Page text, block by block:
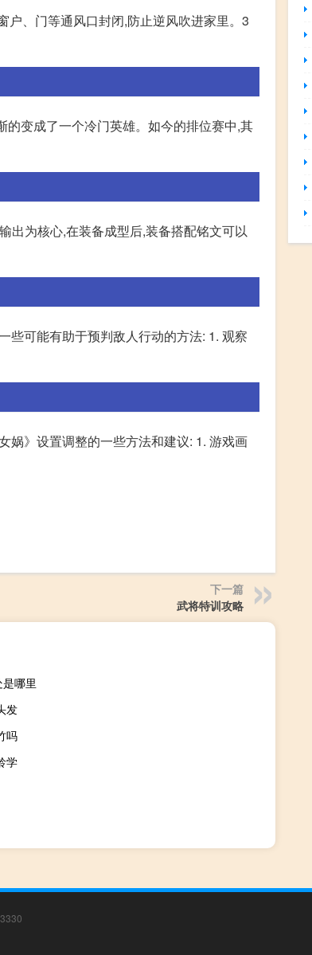
户、门等通风口封闭,防止逆风吹进家里。3
变成了一个冷门英雄。如今的排位赛中,其
出为核心,在装备成型后,装备搭配铭文可以
些可能有助于预判敌人行动的方法: 1. 观察
娲》设置调整的一些方法和建议: 1. 游戏画
下一篇
武将特训攻略
哪里
发
吗
学